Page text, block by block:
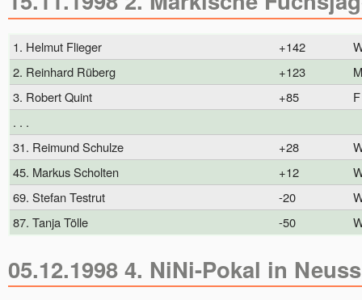
1. Helmut Flieger +142
2. Reinhard Rüberg
+123
3. Robert Quint
+85
F
. . .
31. Reimund Schulze
+28
45. Markus Scholten
+12
69. Stefan Testrut
-20
87. Tanja Tölle
-50
05.12.1998 4. NiNi-Pokal in Neuss